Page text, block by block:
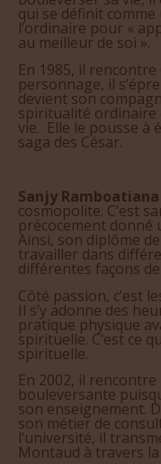
qui se définit
l’ordinaire pour «
au meilleur de soi ».
En 1985, il
personnage, il
devient son
spiritualité
vie. Elle le pousse à
saga des César.
Sanjy Ramboatiana
cosmopolite. C’est
précocement donné
Ainsi, son diplôme
travailler dans
différentes façons
Côté passion, c’est
Il s’y adonne des
pratique physique
spirituelle. C’est ce
spirituelle.
En 2002, il
bouleversante
son enseignement.
son métier de
l’université, il
Montaud à travers la